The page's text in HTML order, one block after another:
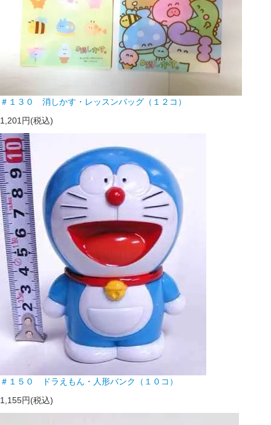
＃１３０ 消しかす・レッスンバッグ（１２コ）
1,201円(税込)
＃１５０ ドラえもん・人形バンク（１０コ）
1,155円(税込)